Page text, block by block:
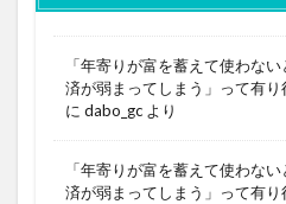
「年寄りが富を蓄えて使わな
済が弱まってしまう」って有り
に dabo_gc より
「年寄りが富を蓄えて使わな
済が弱まってしまう」って有り